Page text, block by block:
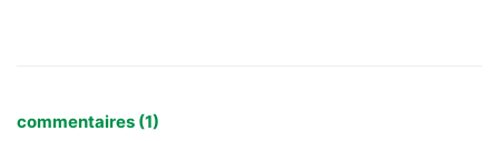
commentaires (1)